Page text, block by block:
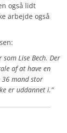
også lidt
arbejde også
Lise Bech. Der
af at have en
36 mand stor
er uddannet i.”